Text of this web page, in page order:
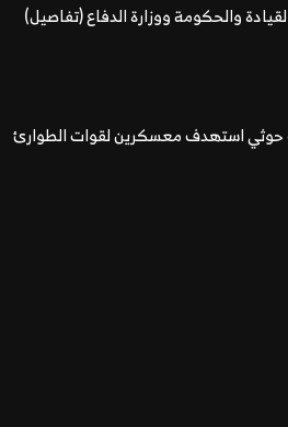
والحكومة ووزارة الدفاع (تفاصيل)
في قصف حوثي استهدف معسكرين لقوات الطوارئ